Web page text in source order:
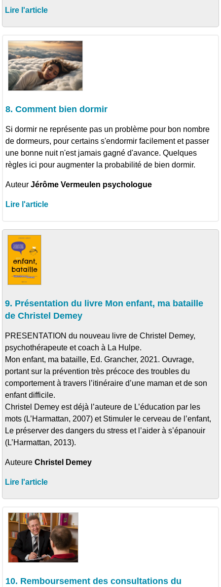
Lire l'article
8. Comment bien dormir
Si dormir ne représente pas un problème pour bon nombre
de dormeurs, pour certains s'endormir facilement et passer
une bonne nuit n'est jamais gagné d'avance. Quelques
règles ici pour augmenter la probabilité de bien dormir.
AuteurJérôme Vermeulen psychologue
Lire l'article
9. Présentation du livre Mon enfant, ma bataille
de Christel Demey
PRESENTATION du nouveau livre de Christel Demey,
psychothérapeute et coach à La Hulpe.
Mon enfant, ma bataille, Ed. Grancher, 2021. Ouvrage,
portant sur la prévention très précoce des troubles du
comportement à travers l’itinéraire d’une maman et de son
enfant difficile.
Christel Demey est déjà l’auteure de L’éducation par les
mots (L’Harmattan, 2007) et Stimuler le cerveau de l’enfant,
Le préserver des dangers du stress et l’aider à s’épanouir
(L’Harmattan, 2013).
AuteureChristel Demey
Lire l'article
10. Remboursement des consultations du